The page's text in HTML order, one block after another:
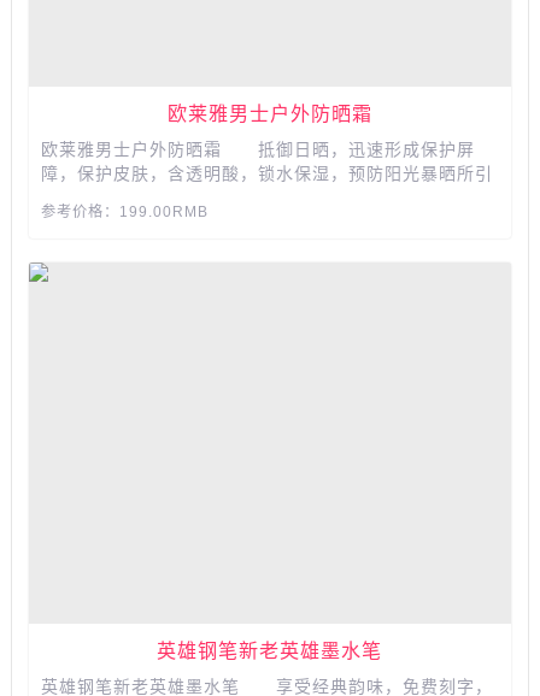
欧莱雅男士户外防晒霜
欧莱雅男士户外防晒霜 抵御日晒，迅速形成保护屏
障，保护皮肤，含透明酸，锁水保湿，预防阳光暴晒所引
参考价格：199.00RMB
英雄钢笔新老英雄墨水笔
英雄钢笔新老英雄墨水笔 享受经典韵味，免费刻字，